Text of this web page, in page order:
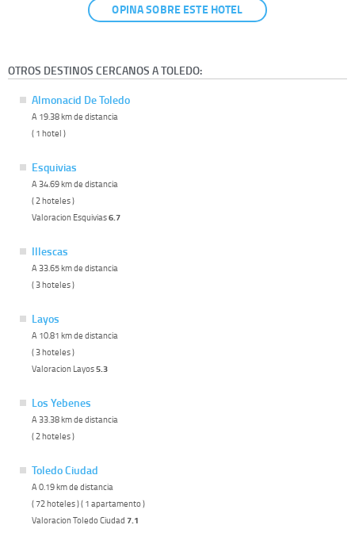
OPINA SOBRE ESTE HOTEL
OTROS DESTINOS CERCANOS A TOLEDO:
Almonacid De Toledo
A 19.38 km de distancia
( 1 hotel )
Esquivias
A 34.69 km de distancia
( 2 hoteles )
Valoracion Esquivias6.7
Illescas
A 33.65 km de distancia
( 3 hoteles )
Layos
A 10.81 km de distancia
( 3 hoteles )
Valoracion Layos5.3
Los Yebenes
A 33.38 km de distancia
( 2 hoteles )
Toledo Ciudad
A 0.19 km de distancia
( 72 hoteles ) ( 1 apartamento )
Valoracion Toledo Ciudad 7.1